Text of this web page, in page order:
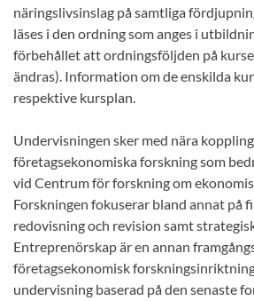
näringslivsinslag på samtliga
läses i den ordning som anges i
förbehållet att ordningsföljden på
ändras). Information om de enskilda
respektive kursplan.
Undervisningen sker med nära
företagsekonomiska forskning som
vid Centrum för forskning om
Forskningen fokuserar bland annat på
redovisning och revision samt
Entreprenörskap är en annan
företagsekonomisk
undervisning baserad på den senaste